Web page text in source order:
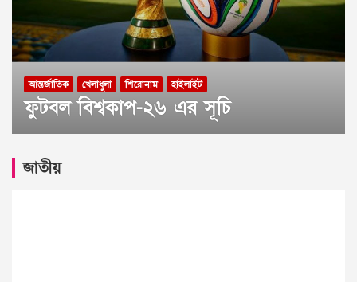
আন্তর্জাতিক খেলাধুলা শিরোনাম হাইলাইট
ফুটবল বিশ্বকাপ-২৬ এর সূচি
জাতীয়